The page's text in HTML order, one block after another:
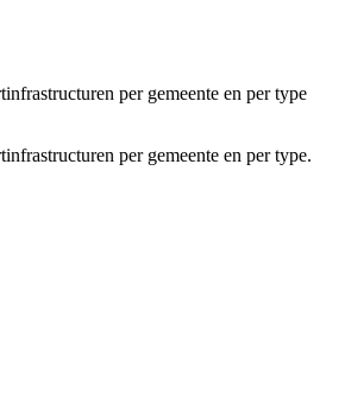
per gemeente en per type
per gemeente en per type.